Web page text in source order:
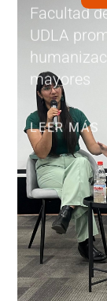
Facultad
UDLA
mayores
LEER MÁS